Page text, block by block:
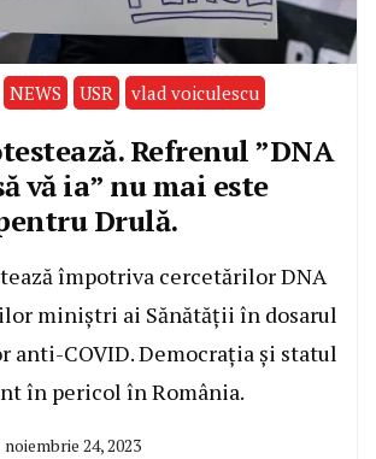
NEWS USR vlad voiculescu
Refrenul ”DNA
vă ia” nu mai este
Drulă.
împotriva cercetărilor DNA
miniștri ai Sănătății în dosarul
anti-COVID. Democrația și statul
în pericol în România.
noiembrie 24, 2023